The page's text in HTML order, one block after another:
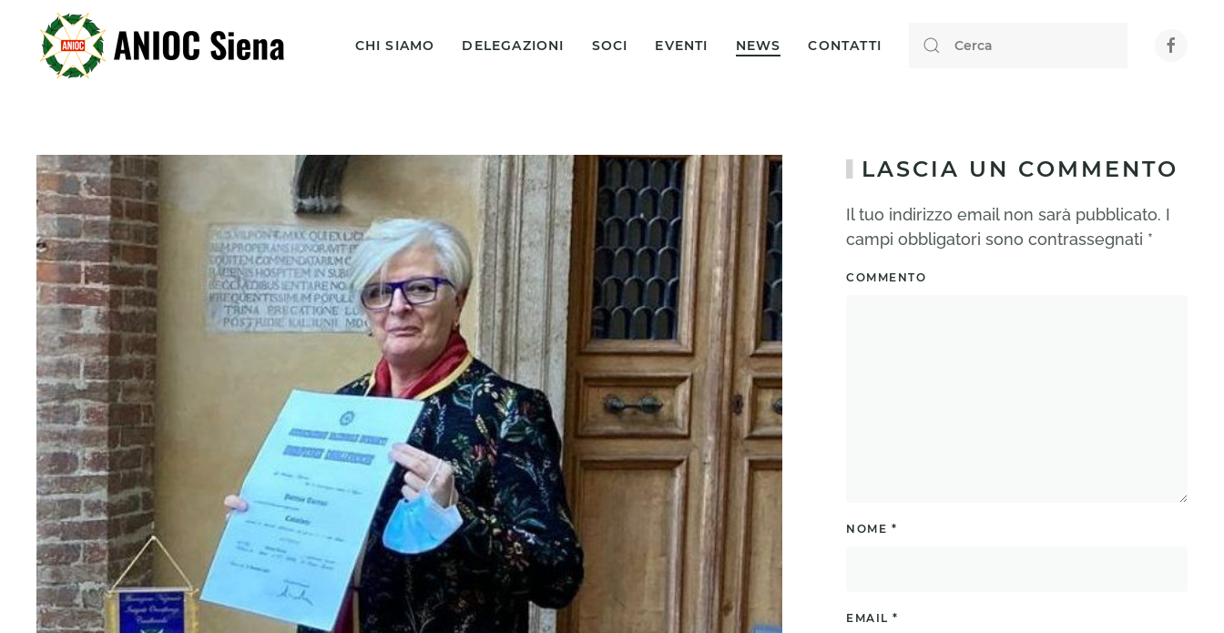
CHI SIAMO DELEGAZIONI SOCI EVENTI NEWS CONTATTI
LASCIA UN COMMENTO
Il tuo indirizzo email non sarà pubblicato. I
campi obbligatori sono contrassegnati *
COMMENTO
NOME *
EMAIL*